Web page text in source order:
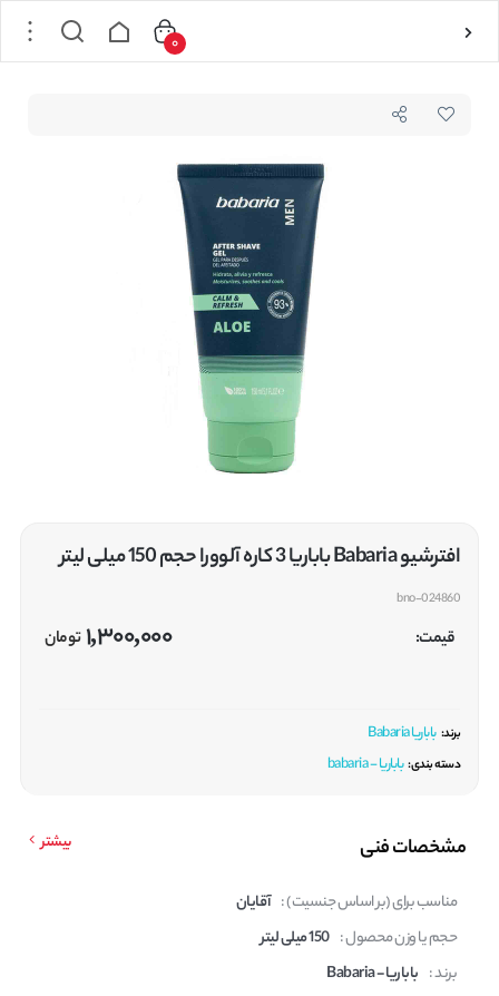
0
افترشیو Babaria باباریا 3 کاره آلوورا حجم 150 میلی لیتر
bno-024860
قیمت: 1,300,000 تومان
برند: باباریا Babaria
دسته بندی: باباریا - babaria
مشخصات فنی بیشتر
مناسب برای (بر اساس جنسیت) : آقایان
حجم یا وزن محصول : 150 میلی لیتر
برند : باباریا - Babaria